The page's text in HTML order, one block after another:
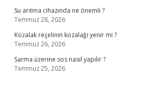
Su arıtma cihazında ne önemli ?
Temmuz 28, 2026
Kozalak reçelinin kozalağı yenir mi ?
Temmuz 26, 2026
Sarma üzerine sos nasıl yapılır ?
Temmuz 25, 2026